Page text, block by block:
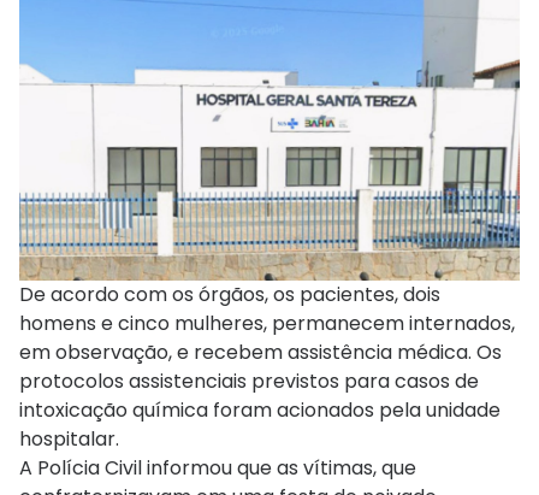
De acordo com os órgãos, os pacientes, dois
homens e cinco mulheres, permanecem internados,
em observação, e recebem assistência médica. Os
protocolos assistenciais previstos para casos de
intoxicação química foram acionados pela unidade
hospitalar.
A Polícia Civil informou que as vítimas, que